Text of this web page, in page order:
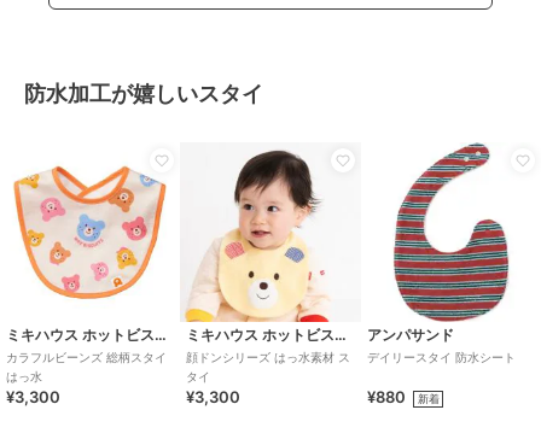
防水加工が嬉しいスタイ
ミキハウス ホットビスケッツ
カラフルビーンズ 総柄スタイ
はっ水
¥3,300
ミキハウス ホットビスケッツ
顔ドンシリーズ はっ水素材 ス
タイ
¥3,300
アンパサンド
デイリースタイ 防水シート
¥880 新着